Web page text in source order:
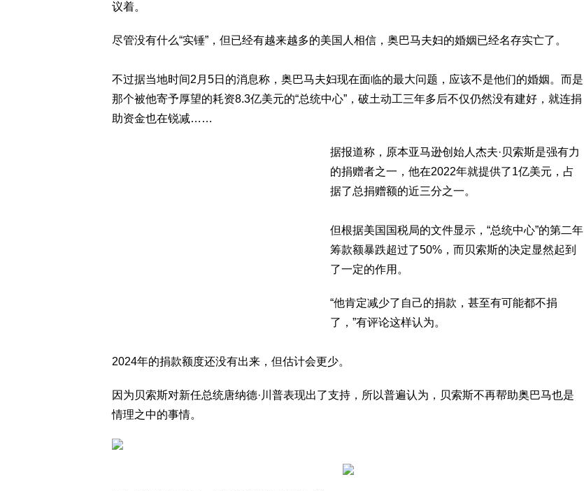
议着。
尽管没有什么“实锤”，但已经有越来越多的美国人相信，奥巴马夫妇的婚姻已经名存实亡了。
不过据当地时间2月5日的消息称，奥巴马夫妇现在面临的最大问题，应该不是他们的婚姻。而是
那个被他寄予厚望的耗资8.3亿美元的“总统中心”，破土动工三年多后不仅仍然没有建好，就连捐
助资金也在锐减……
据报道称，原本亚马逊创始人杰夫·贝索斯是强有力
的捐赠者之一，他在2022年就提供了1亿美元，占
据了总捐赠额的近三分之一。
但根据美国国税局的文件显示，“总统中心”的第二年
筹款额暴跌超过了50%，而贝索斯的决定显然起到
了一定的作用。
“他肯定减少了自己的捐款，甚至有可能都不捐
了，”有评论这样认为。
2024年的捐款额度还没有出来，但估计会更少。
因为贝索斯对新任总统唐纳德·川普表现出了支持，所以普遍认为，贝索斯不再帮助奥巴马也是
情理之中的事情。